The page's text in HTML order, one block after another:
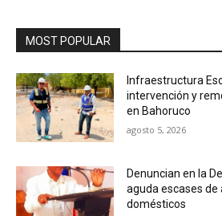
MOST POPULAR
Infraestructura
intervención y
en Bahoruco
agosto 5, 2026
Denuncian en la
aguda escases
domésticos